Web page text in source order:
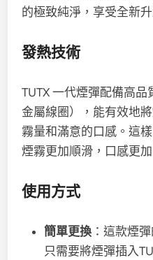
的極致純淨，享受全新
發熱技術
TUTX 一代煙彈配備高
金屬線圈），能有效地
霧量和滿意的口感。這
煙霧更加順滑，口感更加
使用方式
簡單更換 ：這款煙
只需要將煙彈插入